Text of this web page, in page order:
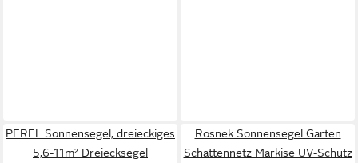
PEREL Sonnensegel, dreieckiges
5,6-11m² Dreiecksegel
Rosnek Sonnensegel Garten
Schattennetz Markise UV-Schutz